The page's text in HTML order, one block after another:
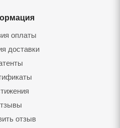
оплаты
доставки
отзыв